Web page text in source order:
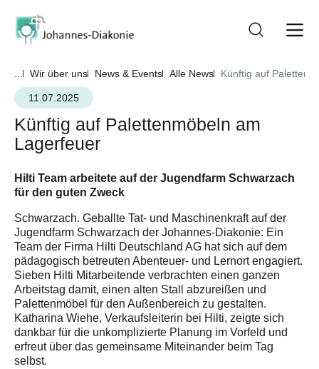
... Wir über uns News & Events Alle News
Künftig auf
11.07.2025
Künftig auf Palettenmöbeln am
Lagerfeuer
Hilti Team arbeitete auf der Jugendfarm Schwarzach
für den guten Zweck
Schwarzach. Geballte Tat- und Maschinenkraft auf der
Jugendfarm Schwarzach der Johannes-Diakonie: Ein
Team der Firma Hilti Deutschland AG hat sich auf dem
pädagogisch betreuten Abenteuer- und Lernort engagiert.
Sieben Hilti Mitarbeitende verbrachten einen ganzen
Arbeitstag damit, einen alten Stall abzureißen und
Palettenmöbel für den Außenbereich zu gestalten.
Katharina Wiehe, Verkaufsleiterin bei Hilti, zeigte sich
dankbar für die unkomplizierte Planung im Vorfeld und
erfreut über das gemeinsame Miteinander beim Tag
selbst.